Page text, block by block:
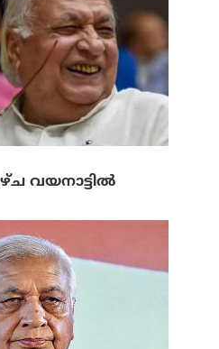
വയനാട്ടില്‍